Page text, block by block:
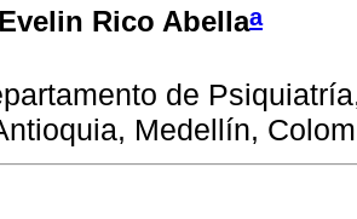
Rico Abellaa
de
Medellín,